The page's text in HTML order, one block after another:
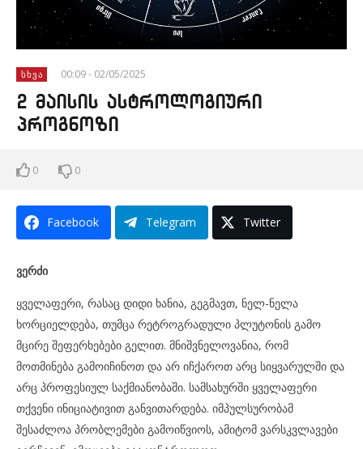
ᲡᲮᲕᲐ 00:09 - 02/05/2025
2 მაისის ასტროლოგიური
პროგნოზი
0 0
Facebook Telegram Twitter
ვერძი
ყველაფერი, რასაც დიდი ხანია, გეგმავთ, ნელ-ნელა
ხორციელდება, თუმცა რეტროგრადული პლუტონის გამო
მცირე შეფერხებები გელით. მნიშვნელოვანია, რომ
მოთმინება გამოიჩინოთ და არ იჩქაროთ არც სიყვარულში და
არც პროფესიულ საქმიანობაში. სამსახურში ყველაფერი
თქვენი ინიციატივით განვითარდება. იმპულსურობამ
შესაძლოა პრობლემები გამოიწვიოს, ამიტომ ვარსკვლავები